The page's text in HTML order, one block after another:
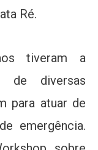
Ré.
tiveram a
de diversas
para atuar de
emergência.